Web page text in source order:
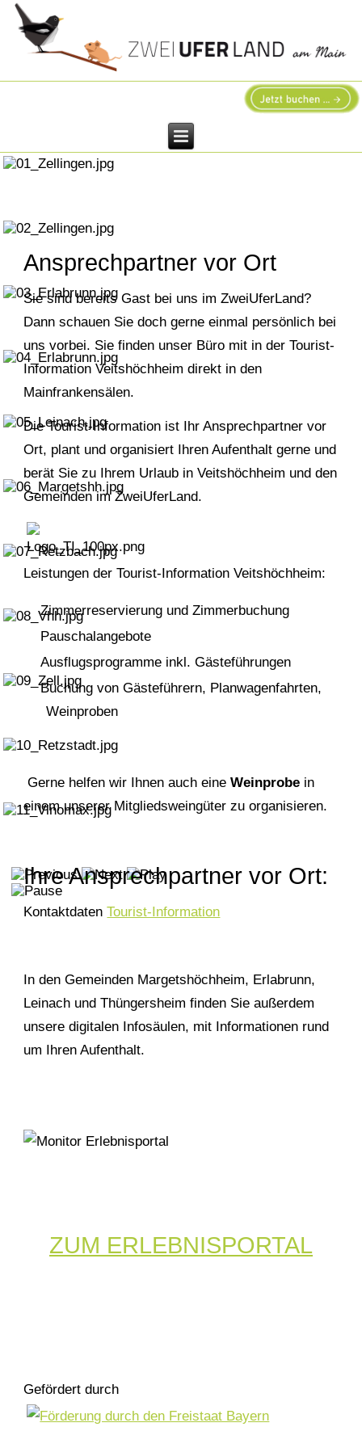
Ansprechpartner vor Ort
Sie sind bereits Gast bei uns im ZweiUferLand?
Dann schauen Sie doch gerne einmal persönlich bei
uns vorbei. Sie finden unser Büro mit in der Tourist-
Information Veitshöchheim direkt in den
Mainfrankensälen.
Die Tourist-Information ist Ihr Ansprechpartner vor
Ort, plant und organisiert Ihren Aufenthalt gerne und
berät Sie zu Ihrem Urlaub in Veitshöchheim und den
Gemeinden im ZweiUferLand.
Leistungen der Tourist-Information Veitshöchheim:
Zimmerreservierung und Zimmerbuchung
Pauschalangebote
Ausflugsprogramme inkl. Gästeführungen
Buchung von Gästeführern, Planwagenfahrten,
Weinproben
Gerne helfen wir Ihnen auch eineWeinprobe in
einem unserer Mitgliedsweingüter zu organisieren.
Ihre Ansprechpartner vor Ort:
KontaktdatenTourist-Information
In den Gemeinden Margetshöchheim, Erlabrunn,
Leinach und Thüngersheim finden Sie außerdem
unsere digitalen Infosäulen, mit Informationen rund
um Ihren Aufenthalt.
ZUM ERLEBNISPORTAL
Gefördert durch